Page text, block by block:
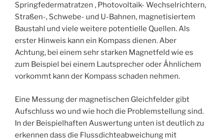
Springfedermatratzen , Photovoltaik- Wechselrichtern,
Straßen-, Schwebe- und U-Bahnen, magnetisiertem
Baustahl und viele weitere potentielle Quellen. Als
erster Hinweis kann ein Kompass dienen. Aber
Achtung, bei einem sehr starken Magnetfeld wie es
zum Beispiel bei einem Lautsprecher oder Ähnlichem
vorkommt kann der Kompass schaden nehmen.
Eine Messung der magnetischen Gleichfelder gibt
Aufschluss wo und wie hoch die Problemstellung sind.
In der Beispielhaften Auswertung unten ist deutlich zu
erkennen dass die Flussdichteabweichung mit